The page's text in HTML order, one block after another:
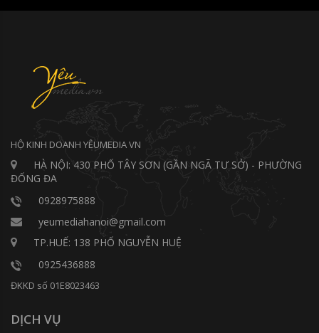
HỘ KINH DOANH YÊUMEDIA VN
HÀ NỘI: 430 PHỐ TÂY SƠN (GẦN NGÃ TƯ SỞ) - PHƯỜNG
ĐỐNG ĐA
0928975888
yeumediahanoi@gmail.com
TP.HUẾ: 138 PHỐ NGUYỄN HUỆ
0925436888
ĐKKD số 01E8023463
DỊCH VỤ